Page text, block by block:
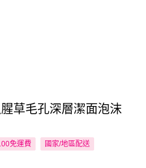
草毛孔深層潔面泡沫
免運費 國家/地區配送